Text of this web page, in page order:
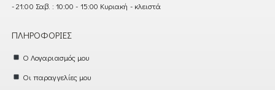
- 21:00 Σαβ. : 10:00 - 15:00 Κυριακή - κλειστά
ΠΛΗΡΟΦΟΡΊΕΣ
Ο Λογαριασμός μου
Οι παραγγελίες μου